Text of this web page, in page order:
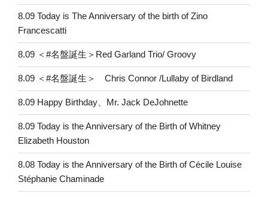
8.09 Today is The Anniversary of the birth of Zino
Francescatti
8.09 ＜#名盤誕生＞Red Garland Trio/ Groovy
8.09 ＜#名盤誕生＞ Chris Connor /Lullaby of Birdland
8.09 Happy Birthday、Mr. Jack DeJohnette
8.09 Today is the Anniversary of the Birth of Whitney
Elizabeth Houston
8.08 Today is the Anniversary of the Birth of Cécile Louise
Stéphanie Chaminade